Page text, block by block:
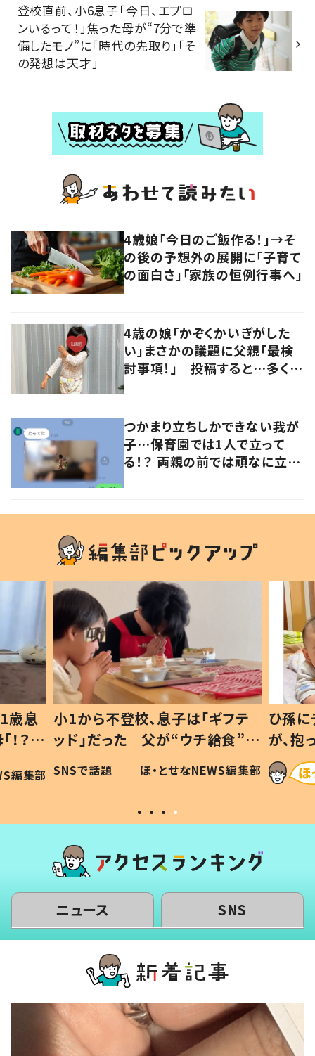
登校直前、小6息子「今日、エプロ
ンいるって！」焦った母が“7分で準
備したモノ”に「時代の先取り」「そ
の発想は天才」
4歳娘「今日のご飯作る！」→そ
の後の予想外の展開に「子育て
の面白さ」「家族の恒例行事へ」
4歳の娘「かぞくかいぎがした
い」まさかの議題に父親「最検
討事項！」 投稿すると…多くの
つかまり立ちしかできない我が
子…保育園では1人で立って
る！？ 両親の前では頑なに立た
歳息
？」
編集部
小1から不登校、息子は「ギフテ
ッド」だった 父が“ウチ給食”を
作り続ける理由とは #令和の親
#令和の子
SNSで話題 ほ・とせなNEWS編集部
ひ孫
が、
「涙が
い」
ニュース SNS